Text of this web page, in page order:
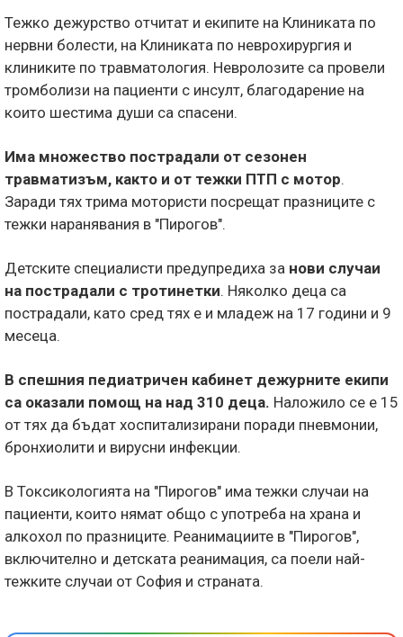
Тежко дежурство отчитат и екипите на Клиниката по
нервни болести, на Клиниката по неврохирургия и
клиниките по травматология. Невролозите са провели
тромболизи на пациенти с инсулт, благодарение на
които шестима души са спасени.
Има множество пострадали от сезонен
травматизъм, както и от тежки ПТП с мотор.
Заради тях трима мотористи посрещат празниците с
тежки наранявания в "Пирогов".
Детските специалисти предупредиха за нови случаи
на пострадали с тротинетки. Няколко деца са
пострадали, като сред тях е и младеж на 17 години и 9
месеца.
В спешния педиатричен кабинет дежурните екипи
са оказали помощ на над 310 деца. Наложило се е 15
от тях да бъдат хоспитализирани поради пневмонии,
бронхиолити и вирусни инфекции.
В Токсикологията на "Пирогов" има тежки случаи на
пациенти, които нямат общо с употреба на храна и
алкохол по празниците. Реанимациите в "Пирогов",
включително и детската реанимация, са поели най-
тежките случаи от София и страната.